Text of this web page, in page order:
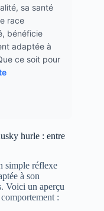
sa santé
race
bénéficie
adaptée à
ce soit pour
hurle : entre
simple réflexe
à son
Voici un aperçu
: